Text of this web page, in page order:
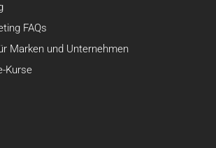
FAQs
Marken und Unternehmen
Kurse